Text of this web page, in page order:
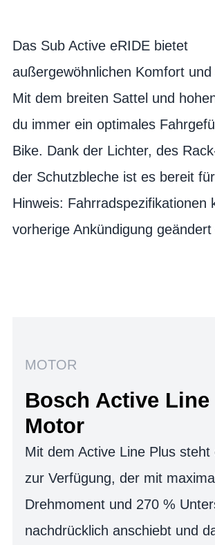
Das Sub Active eRIDE bietet
außergewöhnlichen Komfort und
Mit dem breiten Sattel und
du immer ein optimales
Bike. Dank der Lichter, des
der Schutzbleche ist es bereit
Hinweis: Fahrradspezifikationen
vorherige Ankündigung geändert
MOTOR
Bosch Active Line
Motor
Mit dem Active Line Plus steht
zur Verfügung, der mit
Drehmoment und 270 %
nachdrücklich anschiebt und